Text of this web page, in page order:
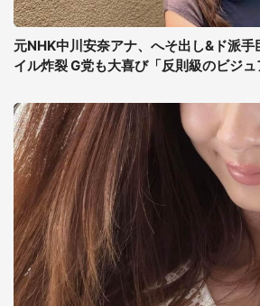
元NHK中川安奈アナ、へそ出し&ド派手
イル炸裂 G党も大喜び「反則級のビジュ